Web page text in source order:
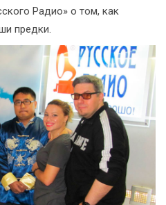
Радио» о том, как
предки.